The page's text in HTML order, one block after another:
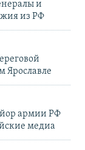
и
из РФ
Ярославле
армии РФ
медиа